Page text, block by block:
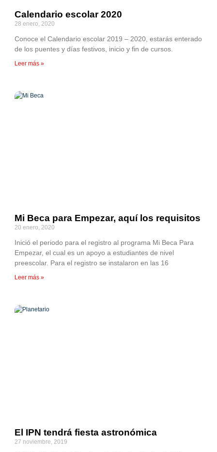
Calendario escolar 2020
28 enero, 2020
Conoce el Calendario escolar 2019 – 2020, estarás enterado
de los puentes y días festivos, inicio y fin de cursos.
Leer más »
Mi Beca para Empezar, aquí los requisitos
20 enero, 2020
Inició el periodo para el registro al programa Mi Beca Para
Empezar, el cual es un apoyo a estudiantes de nivel
preescolar. Para el registro se instalaron en las 16
Leer más »
El IPN tendrá fiesta astronómica
27 noviembre, 2019